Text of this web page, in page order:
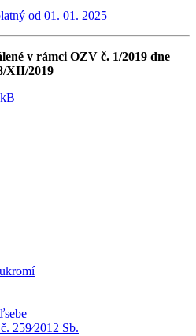
od 01. 01. 2025
v rámci OZV č. 1/2019 dne
XII/2019
259⁄2012 Sb.